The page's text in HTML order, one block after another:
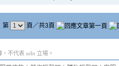
第 頁／共3頁
不代表 udn 立場。